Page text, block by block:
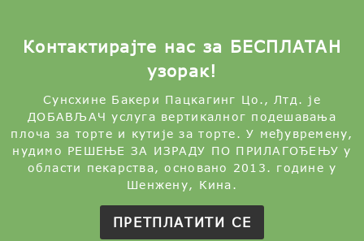
Контактирајте нас за БЕСПЛАТАН
узорак!
Сунсхине Бакери Пацкагинг Цо., Лтд. је
ДОБАВЉАЧ услуга вертикалног подешавања
плоча за торте и кутије за торте. У међувремену,
нудимо РЕШЕЊЕ ЗА ИЗРАДУ ПО ПРИЛАГОЂЕЊУ у
области пекарства, основано 2013. године у
Шенжену, Кина.
ПРЕТПЛАТИТИ СЕ